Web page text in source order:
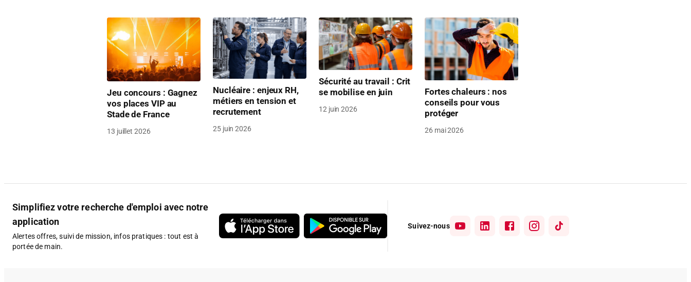
Jeu concours : Gagnez
vos places VIP au
Stade de France
13 juillet 2026
Nucléaire : enjeux RH,
métiers en tension et
recrutement
25 juin 2026
Sécurité au travail : Crit
se mobilise en juin
12 juin 2026
Fortes chaleurs : nos
conseils pour vous
protéger
26 mai 2026